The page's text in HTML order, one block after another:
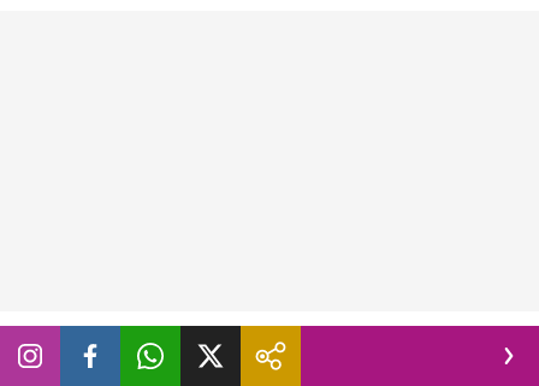
Tornato a Montecarlo, Sinner ha ripreso ad allenarsi al
Country Club mostrando buone sensazioni e piena intensità.